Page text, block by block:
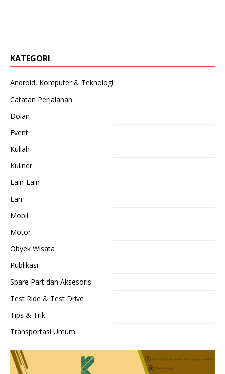
KATEGORI
Android, Komputer & Teknologi
Catatan Perjalanan
Dolan
Event
Kuliah
Kuliner
Lain-Lain
Lari
Mobil
Motor
Obyek Wisata
Publikasi
Spare Part dan Aksesoris
Test Ride & Test Drive
Tips & Trik
Transportasi Umum